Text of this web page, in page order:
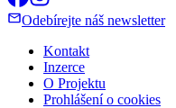
Odebírejte náš newsletter
Kontakt
Inzerce
O Projektu
Prohlášení o cookies